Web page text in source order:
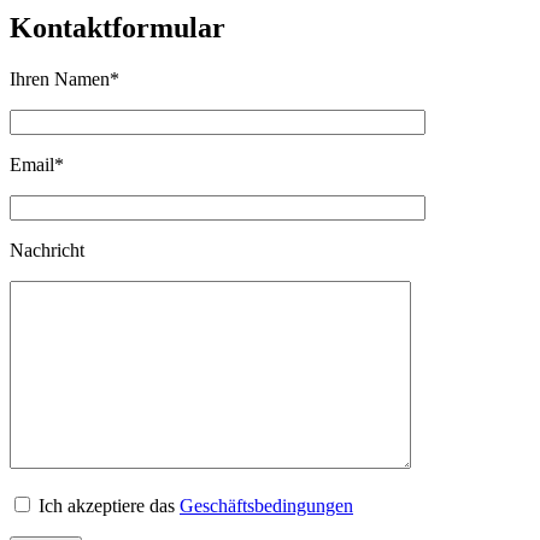
Kontaktformular
Ihren Namen*
Email*
Nachricht
Ich akzeptiere das Geschäftsbedingungen